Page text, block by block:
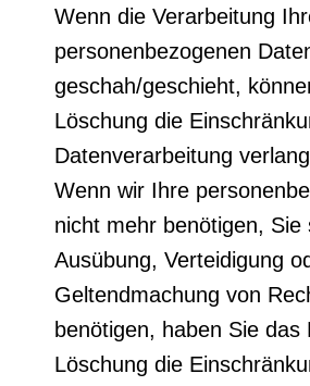
Wenn die Verarbeitung
personenbezogenen
geschah/geschieht,
Löschung die
Datenverarbeitung
Wenn wir Ihre
nicht mehr benötigen, Sie
Ausübung, Verteidigung
Geltendmachung von
benötigen, haben Sie
Löschung die